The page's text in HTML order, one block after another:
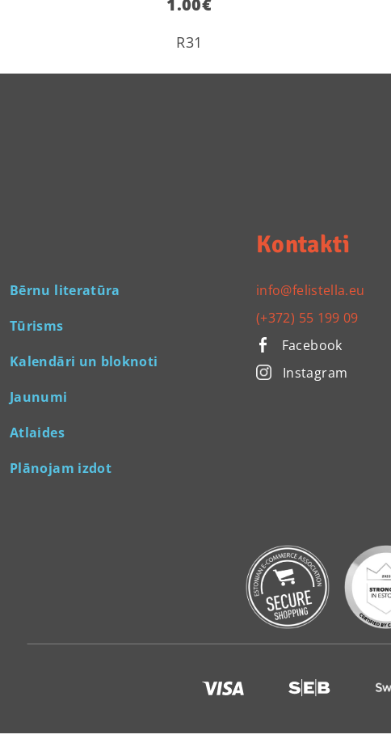
R31
Bērnu literatūra
Tūrisms
Kalendāri un bloknoti
Jaunumi
Atlaides
Plānojam izdot
Kontakti
info@felistella.eu
(+372) 55 199 09
Facebook
Instagram